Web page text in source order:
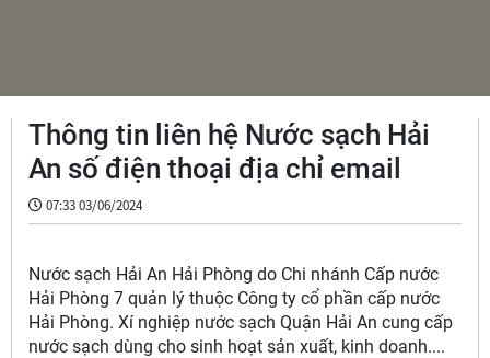
Thông tin liên hệ Nước sạch Hải
An số điện thoại địa chỉ email
07:33 03/06/2024
Nước sạch Hải An Hải Phòng do Chi nhánh Cấp nước
Hải Phòng 7 quản lý thuộc Công ty cổ phần cấp nước
Hải Phòng. Xí nghiệp nước sạch Quận Hải An cung cấp
nước sạch dùng cho sinh hoạt sản xuất, kinh doanh....